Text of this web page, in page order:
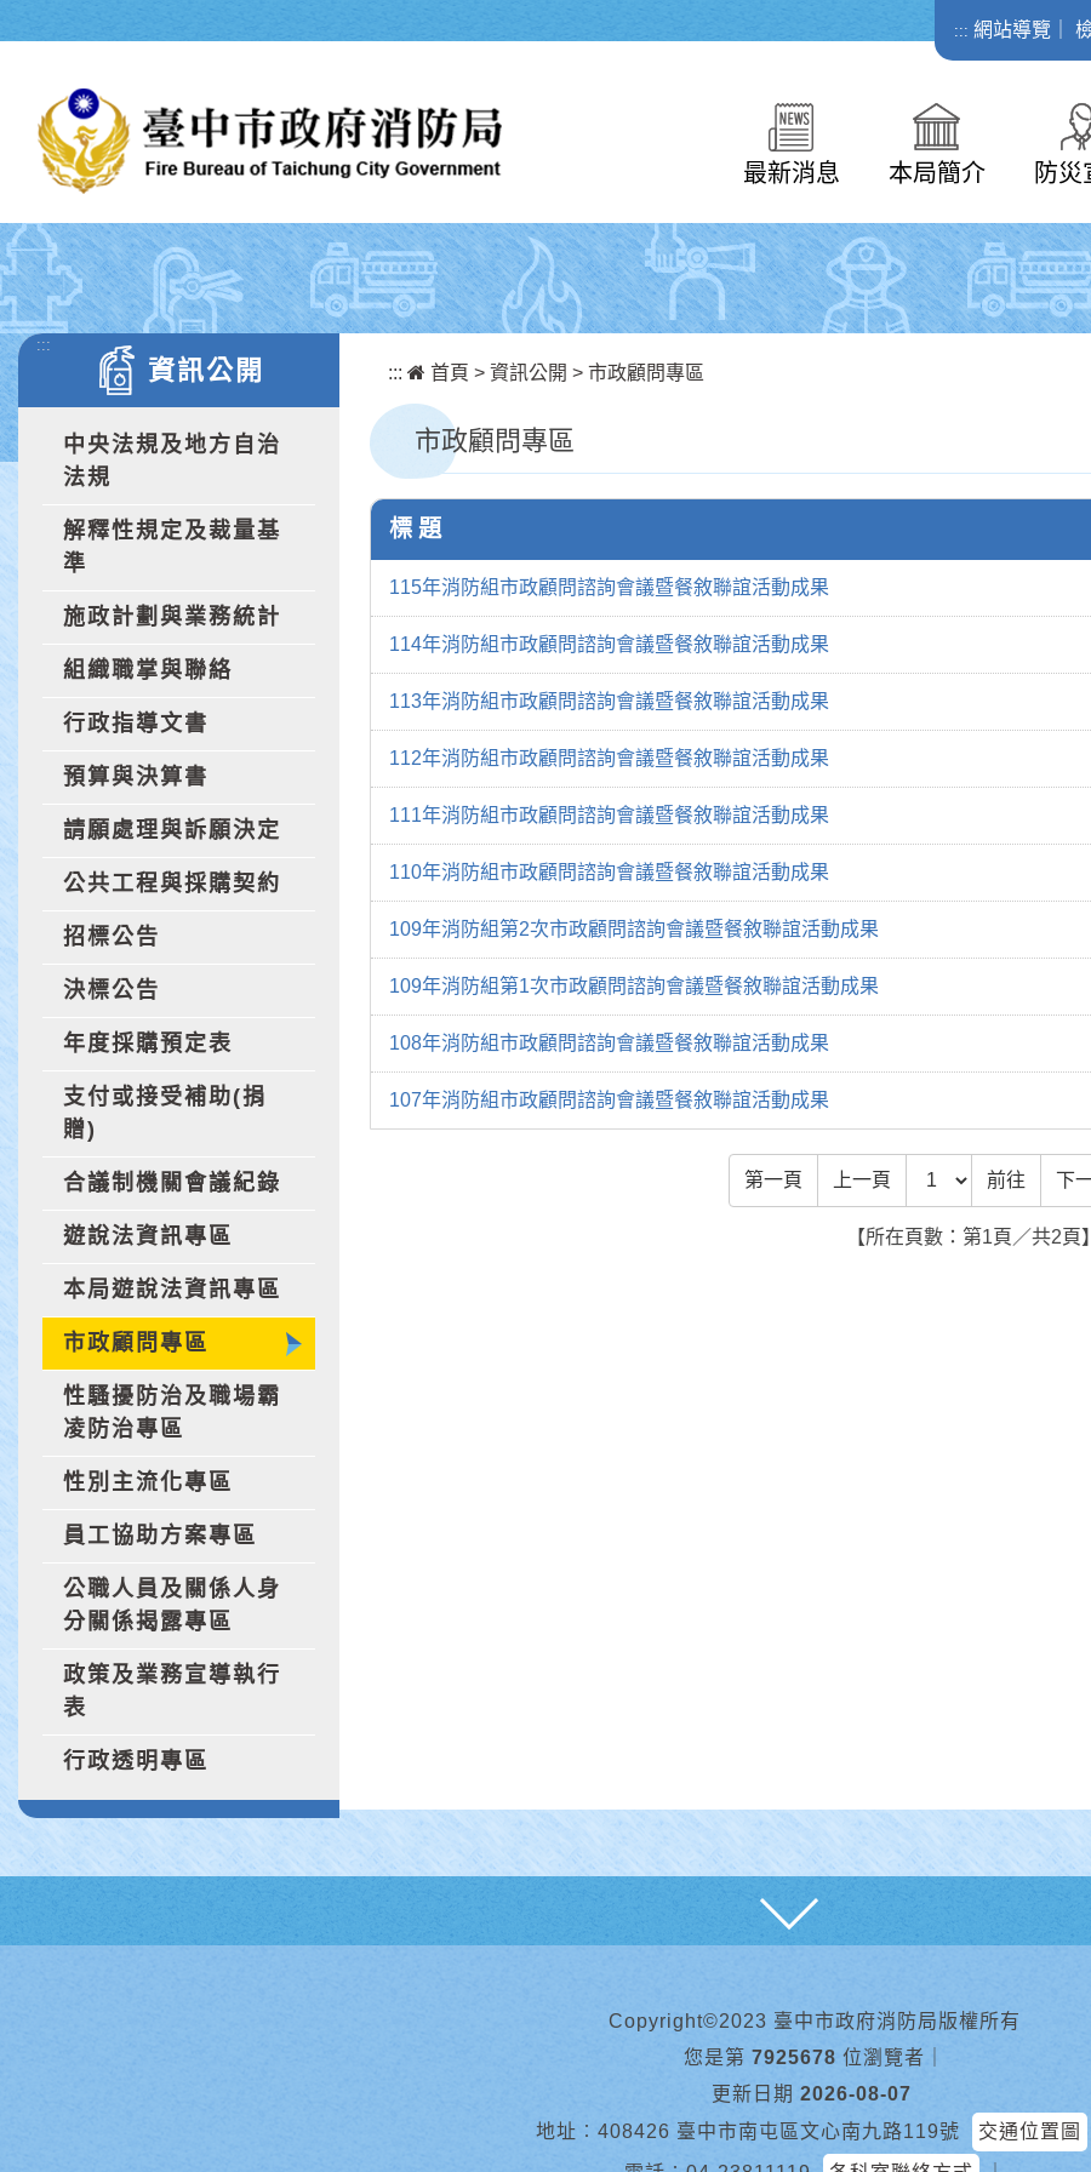
::: 網站導覽
最新消息 本局簡介 防災
:::
資訊公開
中央法規及地方自治
法規
解釋性規定及裁量基
準
施政計劃與業務統計
組織職掌與聯絡
行政指導文書
預算與決算書
請願處理與訴願決定
公共工程與採購契約
招標公告
決標公告
年度採購預定表
支付或接受補助(捐
贈)
合議制機關會議紀錄
遊說法資訊專區
本局遊說法資訊專區
市政顧問專區
性騷擾防治及職場霸
凌防治專區
性別主流化專區
員工協助方案專區
公職人員及關係人身
分關係揭露專區
政策及業務宣導執行
表
行政透明專區
::: 首頁 > 資訊公開 > 市政顧問專區
市政顧問專區
標 題
115年消防組市政顧問諮詢會議暨餐敘聯誼活動成果
114年消防組市政顧問諮詢會議暨餐敘聯誼活動成果
113年消防組市政顧問諮詢會議暨餐敘聯誼活動成果
112年消防組市政顧問諮詢會議暨餐敘聯誼活動成果
111年消防組市政顧問諮詢會議暨餐敘聯誼活動成果
110年消防組市政顧問諮詢會議暨餐敘聯誼活動成果
109年消防組第2次市政顧問諮詢會議暨餐敘聯誼活動成果
109年消防組第1次市政顧問諮詢會議暨餐敘聯誼活動成果
108年消防組市政顧問諮詢會議暨餐敘聯誼活動成果
107年消防組市政顧問諮詢會議暨餐敘聯誼活動成果
第一頁 上一頁 前往頁數 前往 下
【所在頁數：第1頁／共2頁】
Copyright©2023 臺中市政府消防局版權所有
您是第 7925678 位瀏覽者
更新日期 2026-08-07
地址︰408426 臺中市南屯區文心南九路119號
交通位置圖